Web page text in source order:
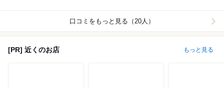
口コミをもっと見る（20人）
[PR] 近くのお店 もっと見る